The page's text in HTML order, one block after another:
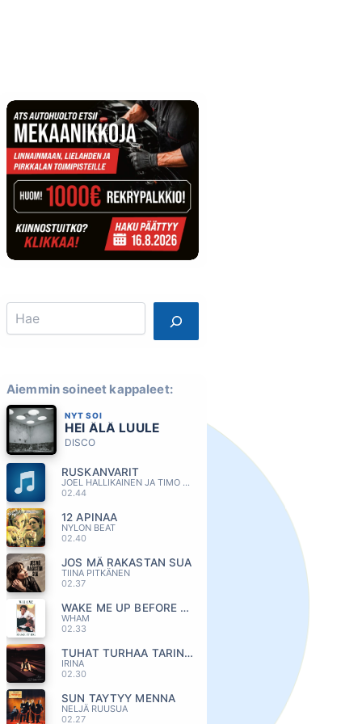
Search
Aiemmin soineet kappaleet:
NYT SOI
HEI ÄLÄ LUULE
DISCO
RUSKANVARIT
JOEL HALLIKAINEN JA TIMO KOIVUSALO
02.44
12 APINAA
NYLON BEAT
02.40
JOS MÄ RAKASTAN SUA
TIINA PITKÄNEN
02.37
WAKE ME UP BEFORE YOU GO-GO
WHAM
02.33
TUHAT TURHAA TARINAA
IRINA
02.30
SUN TAYTYY MENNA
NELJÄ RUUSUA
02.27